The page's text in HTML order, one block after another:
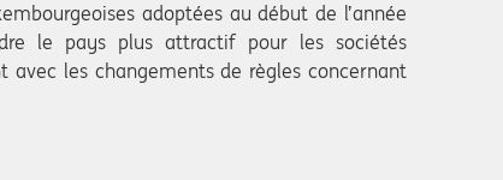
adoptées au début de l’année
le pays plus attractif pour les sociétés
avec les changements de règles concernant